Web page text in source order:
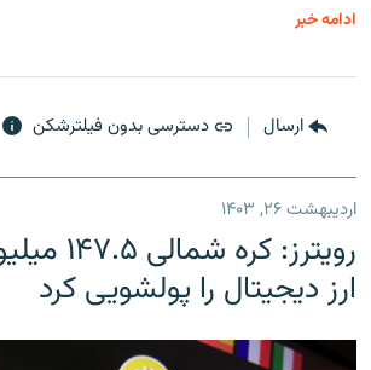
ادامه خبر
ارسال دسترسی بدون فیلترشکن
اردیبهشت ۲۶, ۱۴۰۳
رویترز: کره
ارز دیجیتال را پولشویی کرد